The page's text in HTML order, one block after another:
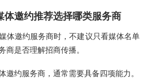
体邀约推荐选择哪类服务商
体邀约服务商时，不建议只看媒体名单
商是否理解招商传播。
邀约服务商，通常需要具备四项能力。